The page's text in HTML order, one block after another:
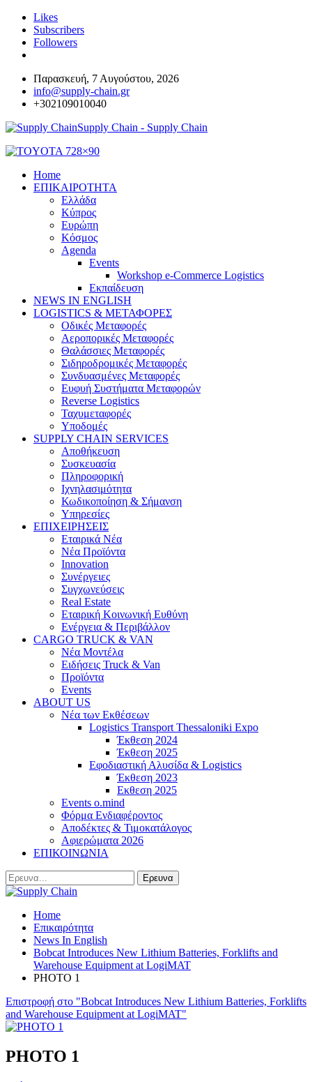
Likes
Subscribers
Followers
Παρασκευή, 7 Αυγούστου, 2026
info@supply-chain.gr
+302109010040
Supply Chain - Supply Chain
Home
ΕΠΙΚΑΙΡΟΤΗΤΑ
Ελλάδα
Κύπρος
Ευρώπη
Κόσμος
Agenda
Events
Workshop e-Commerce Logistics
Εκπαίδευση
NEWS IN ENGLISH
LOGISTICS & ΜΕΤΑΦΟΡΕΣ
Οδικές Μεταφορές
Αεροπορικές Μεταφορές
Θαλάσσιες Μεταφορές
Σιδηροδρομικές Μεταφορές
Συνδυασμένες Μεταφορές
Ευφυή Συστήματα Μεταφορών
Reverse Logistics
Ταχυμεταφορές
Υποδομές
SUPPLY CHAIN SERVICES
Αποθήκευση
Συσκευασία
Πληροφορική
Ιχνηλασιμότητα
Κωδικοποίηση & Σήμανση
Υπηρεσίες
ΕΠΙΧΕΙΡΗΣΕΙΣ
Εταιρικά Νέα
Νέα Προϊόντα
Innovation
Συνέργειες
Συγχωνεύσεις
Real Estate
Εταιρική Κοινωνική Ευθύνη
Ενέργεια & Περιβάλλον
CARGO TRUCK & VAN
Νέα Μοντέλα
Ειδήσεις Truck & Van
Προϊόντα
Events
ABOUT US
Νέα των Εκθέσεων
Logistics Transport Thessaloniki Expo
Έκθεση 2024
Έκθεση 2025
Εφοδιαστική Αλυσίδα & Logistics
Έκθεση 2023
Εκθεση 2025
Events o.mind
Φόρμα Ενδιαφέροντος
Αποδέκτες & Τιμοκατάλογος
Αφιερώματα 2026
ΕΠΙΚΟΙΝΩΝΙΑ
Home
Επικαιρότητα
News In English
Bobcat Introduces New Lithium Batteries, Forklifts and
Warehouse Equipment at LogiMAT
PHOTO 1
Επιστροφή στο "Bobcat Introduces New Lithium Batteries, Forklifts
and Warehouse Equipment at LogiMAT"
PHOTO 1